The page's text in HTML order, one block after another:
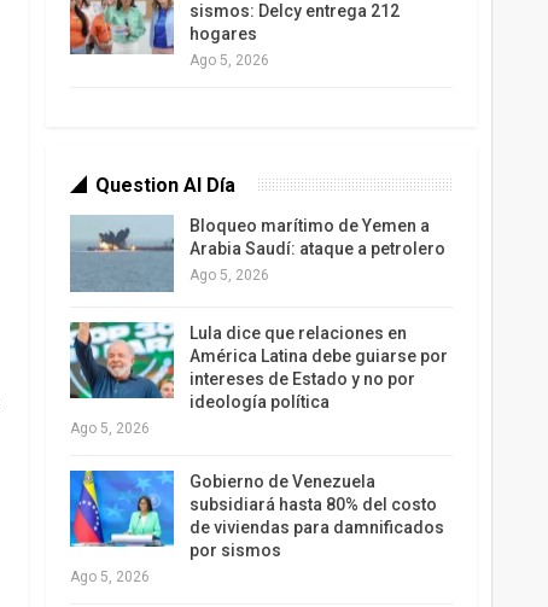
sismos: Delcy entrega 212
hogares
Ago 5, 2026
Question Al Día
Bloqueo marítimo de Yemen a
Arabia Saudí: ataque a petrolero
Ago 5, 2026
Lula dice que relaciones en
América Latina debe guiarse por
intereses de Estado y no por
ideología política
Ago 5, 2026
Gobierno de Venezuela
subsidiará hasta 80% del costo
de viviendas para damnificados
por sismos
Ago 5, 2026